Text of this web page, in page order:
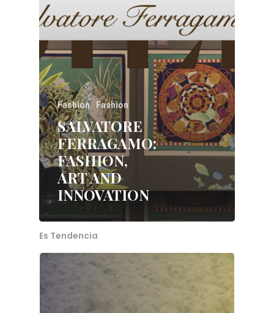
Fashion Fashion
SALVATORE
FERRAGAMO:
FASHION,
ART AND
INNOVATION
Es Tendencia
Home
Blog
Fashion
Our Channel